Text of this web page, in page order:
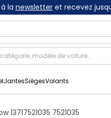
la newsletteret recevez
JantesSiègesVolants
13717521035 7521035